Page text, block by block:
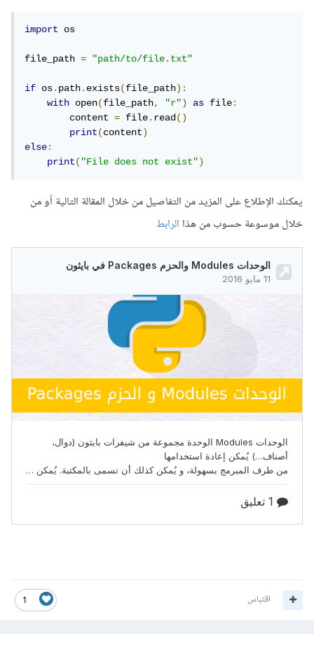
import os
file_path = "path/to/file.txt"
if os.path.exists(file_path):
with open(file_path, "r") as file:
        content
= file.read()
print(content)
else:
print("File does not exist")
يمكنك الإطلاع على المزيد من التفاصيل من خلال المقالة التالية أو من
خلال موسوعة حسوب من هذا الرابط
1 اقتباس